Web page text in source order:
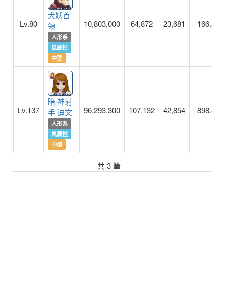
Lv.80
犬妖首
領
人形系
風屬性
中型
10,803,000 64,872 23,681 166.5
Lv.137
暗·神射
手 迪文
人形系
風屬性
中型
96,293,300 107,132 42,854 898.8
共 3 筆